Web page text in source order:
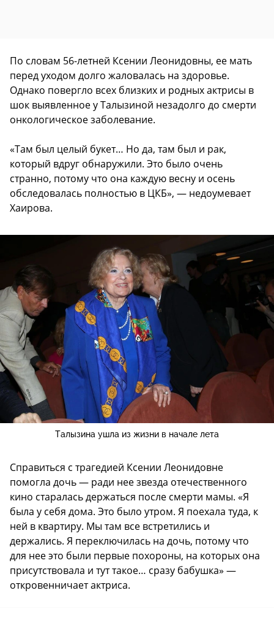
По словам 56-летней Ксении Леонидовны, ее мать
перед уходом долго жаловалась на здоровье.
Однако повергло всех близких и родных актрисы в
шок выявленное у Талызиной незадолго до смерти
онкологическое заболевание.
«Там был целый букет… Но да, там был и рак,
который вдруг обнаружили. Это было очень
странно, потому что она каждую весну и осень
обследовалась полностью в ЦКБ», — недоумевает
Хаирова.
Талызина ушла из жизни в начале лета
Справиться с трагедией Ксении Леонидовне
помогла дочь — ради нее звезда отечественного
кино старалась держаться после смерти мамы. «Я
была у себя дома. Это было утром. Я поехала туда, к
ней в квартиру. Мы там все встретились и
держались. Я переключилась на дочь, потому что
для нее это были первые похороны, на которых она
присутствовала и тут такое… сразу бабушка» —
откровенничает актриса.